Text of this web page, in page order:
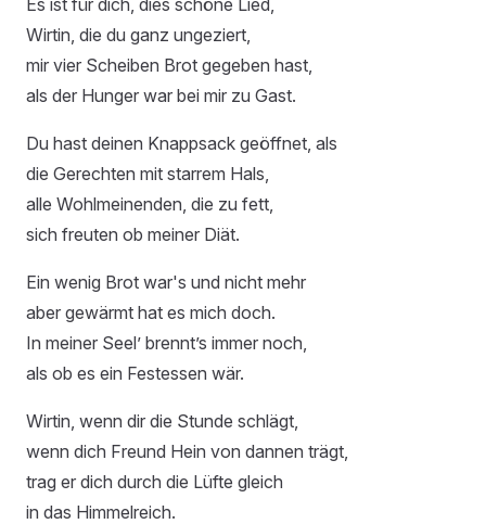
Wirtin, die du ganz ungeziert,
mir vier Scheiben Brot gegeben hast,
als der Hunger war bei mir zu Gast.
Du hast deinen Knappsack geöffnet, als
die Gerechten mit starrem Hals,
alle Wohlmeinenden, die zu fett,
sich freuten ob meiner Diät.
Ein wenig Brot war's und nicht mehr
aber gewärmt hat es mich doch.
In meiner Seel’ brennt’s immer noch,
als ob es ein Festessen wär.
Wirtin, wenn dir die Stunde schlägt,
wenn dich Freund Hein von dannen trägt,
trag er dich durch die Lüfte gleich
in das Himmelreich.